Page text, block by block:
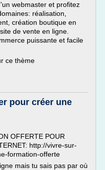
webmaster et profitez
réalisation,
création boutique en
de vente en ligne.
puissante et facile
ce thème
pour créer une
OFFERTE POUR
http://vivre-sur-
formation-offerte
mais tu sais pas par où